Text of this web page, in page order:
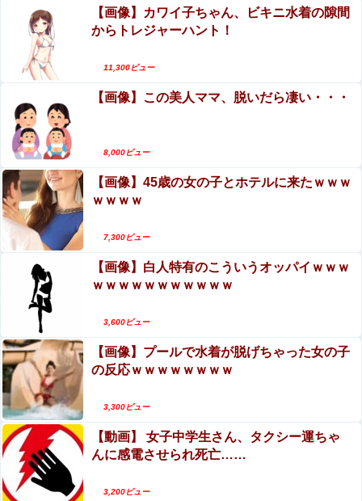
れる。
彡(●)(●)「やっと服役終わったで...!性的暴行で通報しやが
ったあの女殺しに行ったろ！！！」⇒！
Google、Geminiが大赤字、「史上初のマイナスキャッ
シュフロー」に陥る
【画像】女優・松本まりか、乳の首隠したノーブラ乳がH
すぎる
Powered by livedoor 相互RSS
ヌーディストビーチじゃない海水浴場で女が全裸
オ○ニーすると3分以内にこうなるらしいｗｗｗ
【エロ画像】ビリー・アイリッシュ、マ○コ（女性
【画像】カワイ子ちゃん、ビキニ水着の隙間
からトレジャーハント！
11,300ビュー
【画像】この美人ママ、脱いだら凄い・・・
8,000ビュー
【画像】45歳の女の子とホテルに来たｗｗｗ
ｗｗｗｗ
7,300ビュー
【画像】白人特有のこういうオッパイｗｗｗ
ｗｗｗｗｗｗｗｗｗｗｗ
3,600ビュー
【画像】プールで水着が脱げちゃった女の子
の反応ｗｗｗｗｗｗｗｗ
3,300ビュー
【動画】 女子中学生さん、タクシー運ちゃ
んに感電させられ死亡……
3,200ビュー